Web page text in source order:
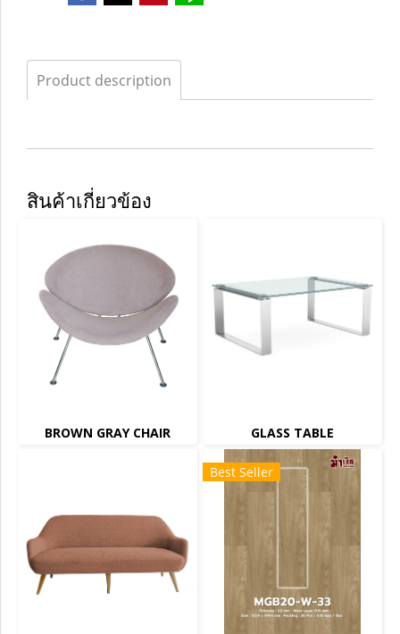
Product description
สินค้าเกี่ยวข้อง
BROWN GRAY CHAIR GLASS TABLE
Best Seller